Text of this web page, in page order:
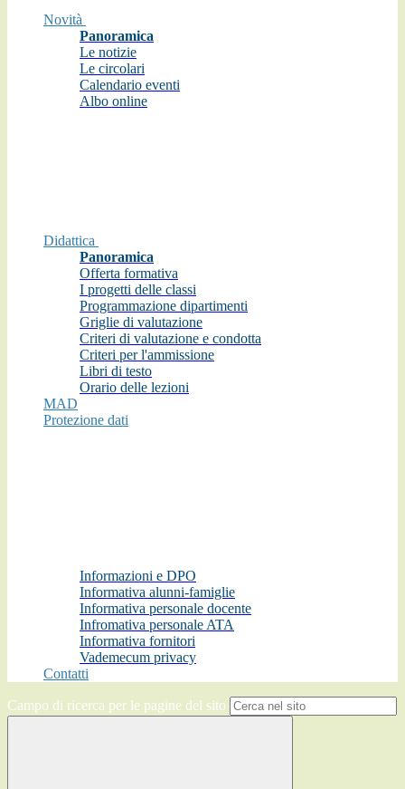
Novità
Panoramica
Le notizie
Le circolari
Calendario eventi
Albo online
Didattica
Panoramica
Offerta formativa
I progetti delle classi
Programmazione dipartimenti
Griglie di valutazione
Criteri di valutazione e condotta
Criteri per l'ammissione
Libri di testo
Orario delle lezioni
MAD
Protezione dati
Informazioni e DPO
Informativa alunni-famiglie
Informativa personale docente
Infromativa personale ATA
Informativa fornitori
Vademecum privacy
Contatti
Campo di ricerca per le pagine del sito